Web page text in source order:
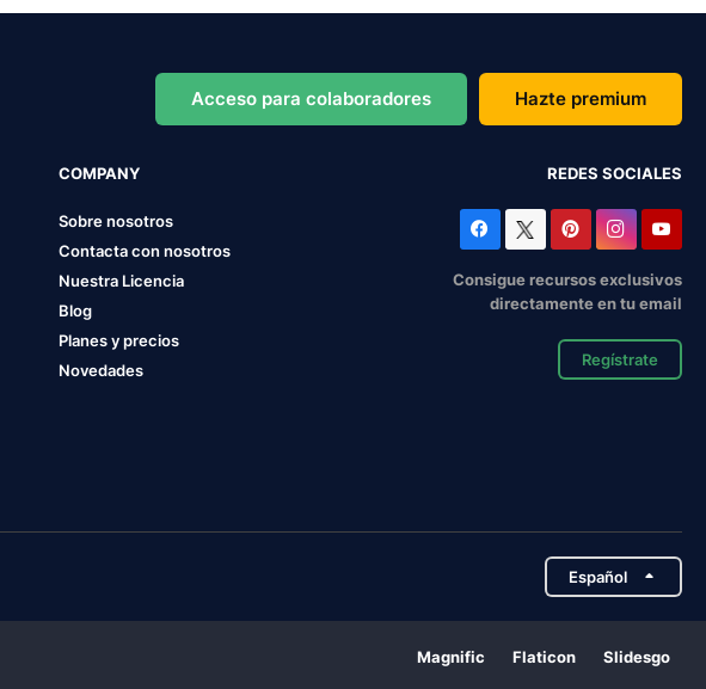
Acceso para colaboradores Hazte premium
COMPANY
Sobre nosotros
Contacta con nosotros
Nuestra Licencia
Blog
Planes y precios
Novedades
REDES SOCIALES
Consigue recursos exclusivos
directamente en tu email
Regístrate
Español
Magnific Flaticon Slidesgo